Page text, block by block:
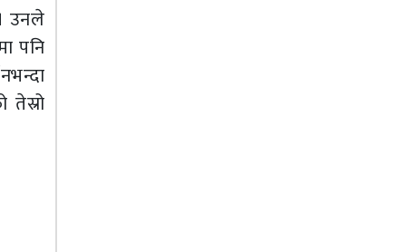
उनले
पनि